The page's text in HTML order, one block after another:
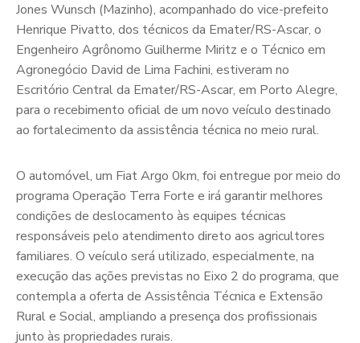
Jones Wunsch (Mazinho), acompanhado do vice-prefeito
Henrique Pivatto, dos técnicos da Emater/RS-Ascar, o
Engenheiro Agrônomo Guilherme Miritz e o Técnico em
Agronegócio David de Lima Fachini, estiveram no
Escritório Central da Emater/RS-Ascar, em Porto Alegre,
para o recebimento oficial de um novo veículo destinado
ao fortalecimento da assistência técnica no meio rural.
O automóvel, um Fiat Argo 0km, foi entregue por meio do
programa Operação Terra Forte e irá garantir melhores
condições de deslocamento às equipes técnicas
responsáveis pelo atendimento direto aos agricultores
familiares. O veículo será utilizado, especialmente, na
execução das ações previstas no Eixo 2 do programa, que
contempla a oferta de Assistência Técnica e Extensão
Rural e Social, ampliando a presença dos profissionais
junto às propriedades rurais.